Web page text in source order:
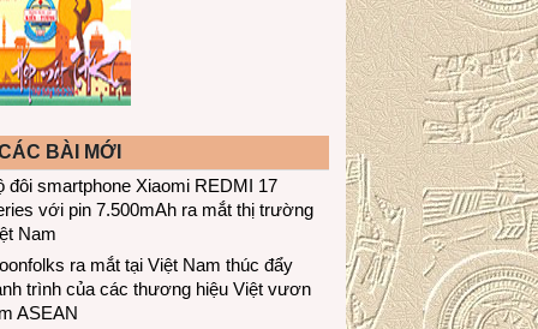
BÀI MỚI
đôi smartphone Xiaomi REDMI 17
với pin 7.500mAh ra mắt thị trường
Nam
ra mắt tại Việt Nam thúc đẩy
trình của các thương hiệu Việt vươn
ASEAN